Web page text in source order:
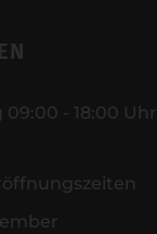
- 18:00 Uhr